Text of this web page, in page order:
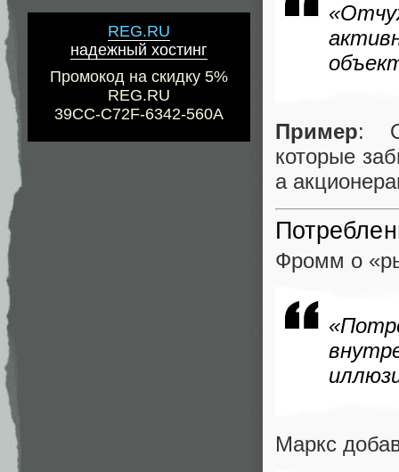
REG.RU
надежный хостинг
Промокод на скидку 5%
REG.RU
39CC-C72F-6342-560A
Пример:
которые
а
Фромм о
Маркс